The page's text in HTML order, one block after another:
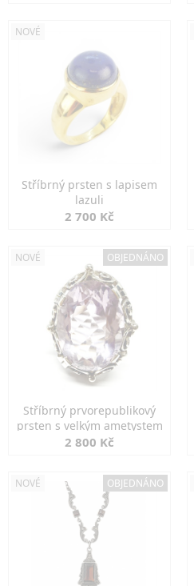
NOVÉ
Stříbrný prsten s lapisem
lazuli
2 700 Kč
NOVÉ OBJEDNÁNO
Stříbrný prvorepublikový
prsten s velkým ametystem
2 800 Kč
NOVÉ OBJEDNÁNO